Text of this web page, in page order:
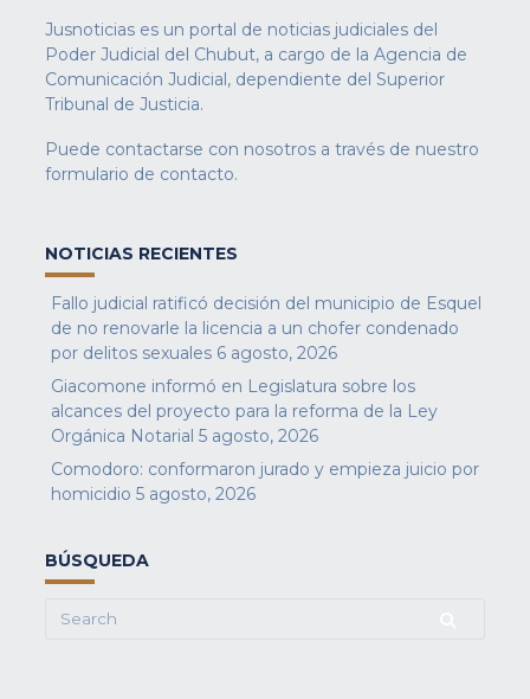
Jusnoticias es un portal de noticias judiciales del
Poder Judicial del Chubut, a cargo de la Agencia de
Comunicación Judicial, dependiente del Superior
Tribunal de Justicia.
Puede contactarse con nosotros a través de nuestro
formulario de contacto.
NOTICIAS RECIENTES
Fallo judicial ratificó decisión del municipio de Esquel
de no renovarle la licencia a un chofer condenado
por delitos sexuales 6 agosto, 2026
Giacomone informó en Legislatura sobre los
alcances del proyecto para la reforma de la Ley
Orgánica Notarial 5 agosto, 2026
Comodoro: conformaron jurado y empieza juicio por
homicidio 5 agosto, 2026
BÚSQUEDA
Search